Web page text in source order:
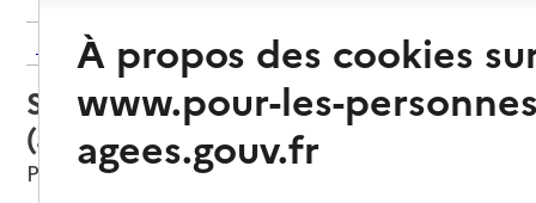
Retour aux résultats de l'annuaire
Service autonomie à domicile
(aide) – O2
Paris 11e Arrondissement, PARIS
À propos des cookies
www.pour-les-
agees.gouv.fr